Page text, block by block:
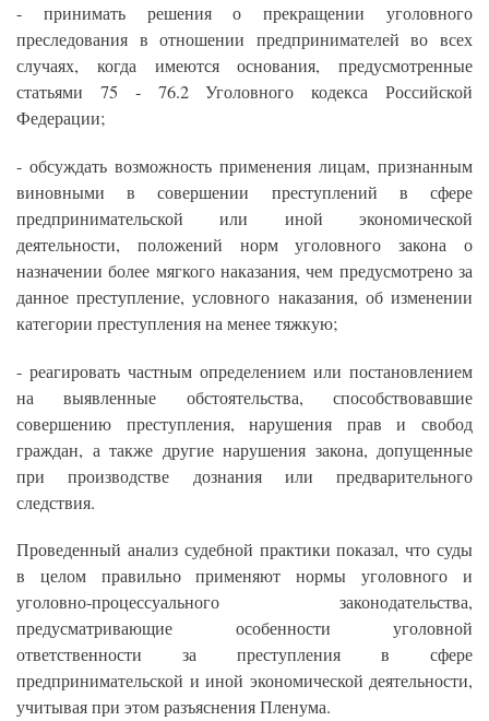
- принимать решения о прекращении уголовного
преследования в отношении предпринимателей во всех
случаях, когда имеются основания, предусмотренные
статьями 75 - 76.2 Уголовного кодекса Российской
Федерации;
- обсуждать возможность применения лицам, признанным
виновными в совершении преступлений в сфере
предпринимательской или иной экономической
деятельности, положений норм уголовного закона о
назначении более мягкого наказания, чем предусмотрено за
данное преступление, условного наказания, об изменении
категории преступления на менее тяжкую;
- реагировать частным определением или постановлением
на выявленные обстоятельства, способствовавшие
совершению преступления, нарушения прав и свобод
граждан, а также другие нарушения закона, допущенные
при производстве дознания или предварительного
следствия.
Проведенный анализ судебной практики показал, что суды
в целом правильно применяют нормы уголовного и
уголовно-процессуального законодательства,
предусматривающие особенности уголовной
ответственности за преступления в сфере
предпринимательской и иной экономической деятельности,
учитывая при этом разъяснения Пленума.